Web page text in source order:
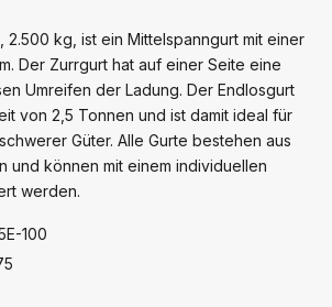
2.500 kg, ist ein Mittelspanngurt mit einer
Der Zurrgurt hat auf einer Seite eine
Umreifen der Ladung. Der Endlosgurt
von 2,5 Tonnen und ist damit ideal für
Güter. Alle Gurte bestehen aus
und können mit einem individuellen
werden.
100